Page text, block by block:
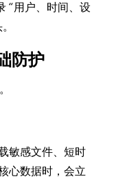
“用户、时间、设
防护
敏感文件、短时
心数据时，会立